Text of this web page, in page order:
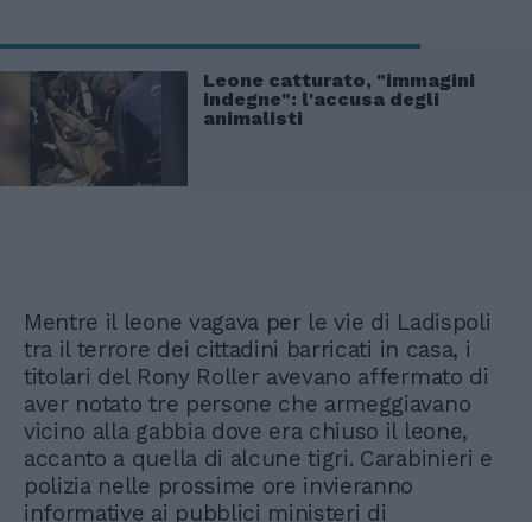
Leone catturato, "immagini
indegne": l'accusa degli
animalisti
Mentre il leone vagava per le vie di Ladispoli
tra il terrore dei cittadini barricati in casa, i
titolari del Rony Roller avevano affermato di
aver notato tre persone che armeggiavano
vicino alla gabbia dove era chiuso il leone,
accanto a quella di alcune tigri. Carabinieri e
polizia nelle prossime ore invieranno
informative ai pubblici ministeri di